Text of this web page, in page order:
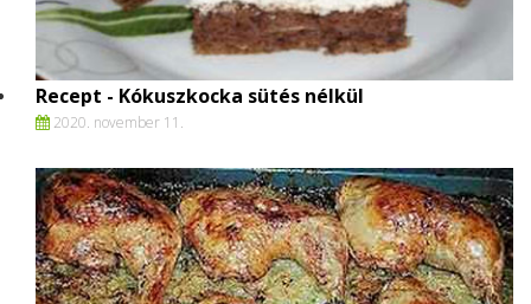
Recept - Kókuszkocka sütés nélkül
2020. november 11.